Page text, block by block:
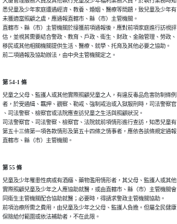
悉兒童及少年家庭遭遇經濟、教養、婚姻、醫療等問題，致兒童及少年有
未獲適當照顧之虞，應通報直轄市、縣（市）主管機關。
直轄市、縣（市）主管機關於接獲前項通報後，應對前項家庭進行訪視評
估，並視其需要結合警政、教育、戶政、衛生、財政、金融管理、勞政、
移民或其他相關機關提供生活、醫療、就學、托育及其他必要之協助。
前二項通報及協助辦法，由中央主管機關定之。
第 54-1 條
兒童之父母、監護人或其他實際照顧兒童之人，有違反毒品危害防制條例
者，於受通緝、羈押、觀察、勒戒、強制戒治或入獄服刑時，司法警察官
、司法警察、檢察官或法院應查訪兒童之生活與照顧狀況。
司法警察官、司法警察、檢察官、法院就前項情形進行查訪，知悉兒童有
第五十三條第一項各款情形及第五十四條之情事者，應依各該條規定通報
直轄市、縣（市）主管機關。
第 55 條
兒童及少年罹患性病或有酒癮、藥物濫用情形者，其父母、監護人或其他
實際照顧兒童及少年之人應協助就醫，或由直轄市、縣（市）主管機關會
同衛生主管機關配合協助就醫；必要時，得請求警政主管機關協助。
前項治療所需之費用，由兒童及少年之父母、監護人負擔。但屬全民健康
保險給付範圍或依法補助者，不在此限。